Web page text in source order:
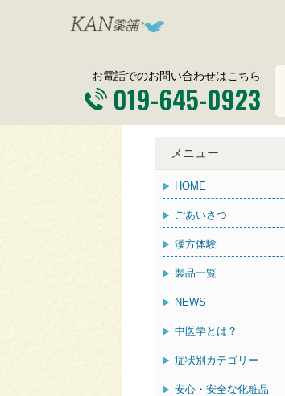
お電話でのお問い合わせはこちら
019-645-0923
メニュー
HOME
ごあいさつ
漢方体験
製品一覧
NEWS
中医学とは？
症状別カテゴリー
安心・安全な化粧品